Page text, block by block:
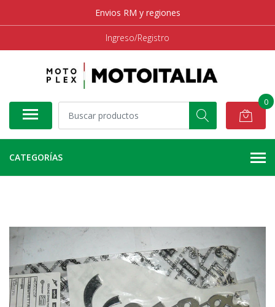
Envios RM y regiones
Ingreso/Registro
0
CATEGORÍAS